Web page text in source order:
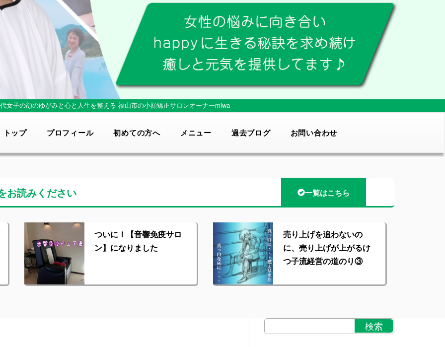
女子の顔のゆがみと心と人生を整える 福山市の小顔矯正サロンオーナーmiwa
トップ プロフィール 初めての方へ メニュー 過去ブログ お問い合わせ
お読みください 一覧はこちら
ついに！【音響免疫サロ
ン】になりました
売り上げを追わないの
に、売り上げが上がるけ
つ子流経営の道のり③